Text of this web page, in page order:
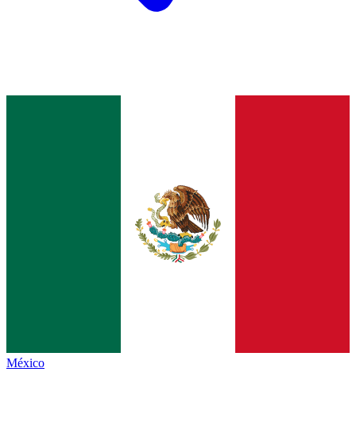
México